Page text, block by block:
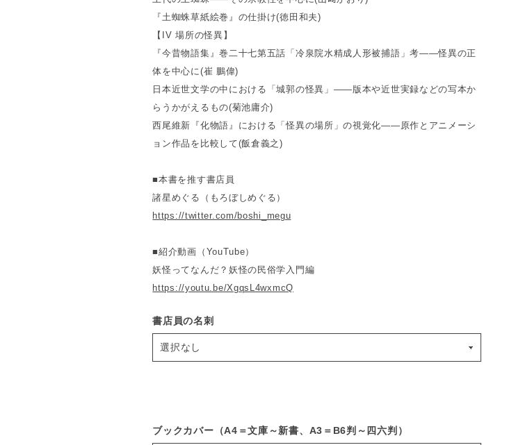
『土蜘蛛草紙絵巻』の仕掛け(徳田和夫)
【IV 場所の怪異】
『今昔物語集』巻二十七第五話「冷泉院水精成人形被捕語」考――怪異の正
体を中心に(崔 鵬偉)
日本近世文学の中における「城郭の怪異」――版本や近世実録などの写本か
らうかがえるもの(菊池庸介)
西尾維新『化物語』における「怪異の場所」の視覚化――原作とアニメーシ
ョン作品を比較して(飯倉義之)
■本書を推す書店員
諸星めぐる（もろぼしめぐる）
https://twitter.com/boshi_megu
■紹介動画（YouTube）
妖怪ってなんだ？妖怪の民俗学入門編
https://youtu.be/XgqsL4wxmcQ
書店員の名刺
ブックカバー（A4＝文庫～新書、A3＝B6判～四六判）